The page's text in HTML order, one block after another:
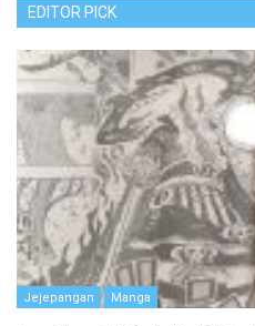
EDITOR PICK
Jejepangan Manga